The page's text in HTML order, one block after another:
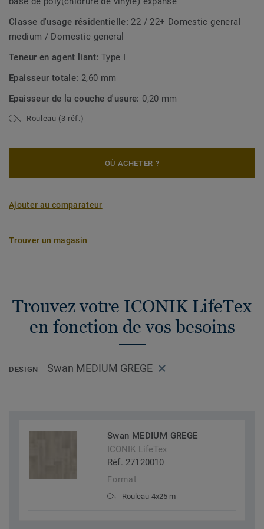
Classe d'usage résidentielle: 22 / 22+ Domestic general
medium / Domestic general
Teneur en agent liant: Type I
Epaisseur totale: 2,60 mm
Epaisseur de la couche d'usure: 0,20 mm
Rouleau (3 réf.)
OÙ ACHETER ?
Ajouter au comparateur
Trouver un magasin
Trouvez votre ICONIK LifeTex
en fonction de vos besoins
DESIGN Swan MEDIUM GREGE
Swan MEDIUM GREGE
ICONIK LifeTex
Réf. 27120010
Format
Rouleau 4x25 m